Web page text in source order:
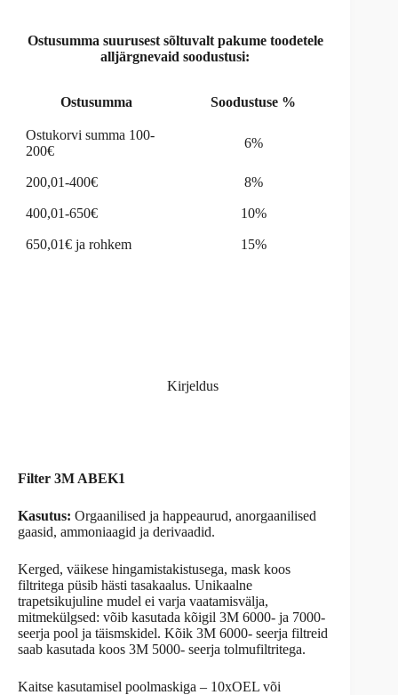
Ostusumma suurusest sõltuvalt pakume toodetele
alljärgnevaid soodustusi:
Ostusumma Soodustuse %
Ostukorvi summa 100-
200€
6%
200,01-400€ 8%
400,01-650€ 10%
650,01€ ja rohkem 15%
Kirjeldus
Filter 3M ABEK1
Kasutus: Orgaanilised ja happeaurud, anorgaanilised
gaasid, ammoniaagid ja derivaadid.
Kerged, väikese hingamistakistusega, mask koos
filtritega püsib hästi tasakaalus. Unikaalne
trapetsikujuline mudel ei varja vaatamisvälja,
mitmekülgsed: võib kasutada kõigil 3M 6000- ja 7000-
seerja pool ja täismskidel. Kõik 3M 6000- seerja filtreid
saab kasutada koos 3M 5000- seerja tolmufiltritega.
Kaitse kasutamisel poolmaskiga – 10xOEL või